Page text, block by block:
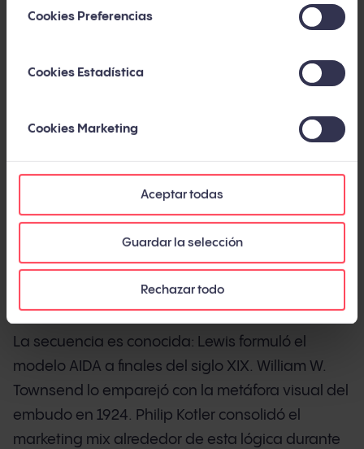
Cookies Preferencias
Cookies Estadística
Cookies Marketing
Aceptar todas
Guardar la selección
Rechazar todo
funnel clásico, el flywheel y el modelo pinball. No
para elegir al ganador, sino para que sepas cuál
El funnel de marketing: un modelo que
cumplió su propósito
El funnel de marketing es el modelo lineal que
guía al comprador desde el descubrimiento
hasta la conversión, pasando por las etapas de
La secuencia es conocida: Lewis formuló el
modelo AIDA a finales del siglo XIX. William W.
Townsend lo emparejó con la metáfora visual del
embudo en 1924. Philip Kotler consolidó el
marketing mix alrededor de esta lógica durante